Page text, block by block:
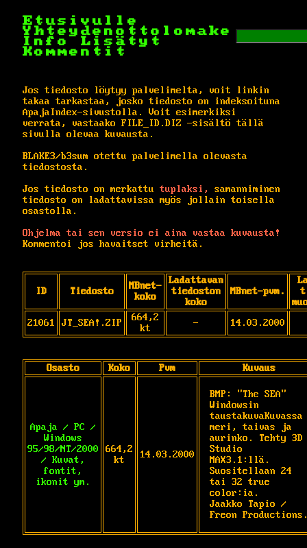
Etusivulle
Yhteydenottolomake
Info
Lisätyt
Kommentit
Jos tiedosto löytyy palvelimelta, voit linkin
takaa tarkastaa, josko tiedosto on indeksoituna
ApajaIndex-sivustolla. Voit esimerkiksi
verrata, vastaako FILE_ID.DIZ -sisältö tällä
sivulla olevaa kuvausta.
BLAKE3/b3sum otettu palvelimella olevasta
tiedostosta.
Jos tiedosto on merkattu tuplaksi,
samanniminen
tiedosto on ladattavissa myös jollain toisella
osastolla.
Ohjelma tai sen versio ei aina vastaa kuvausta!
Kommentoi jos havaitset virheitä.
ID Tiedosto
MBnet-
koko
Ladattavan
tiedoston
koko
MBnet-pvm.
21061
JT_SEA!.ZIP
664,2
kt
- 14.03.2000
Osasto Koko Pvm Kuvaus
Apaja / PC /
Windows
95/98/NT/2000
/ Kuvat,
fontit,
ikonit ym.
664,2
kt
14.03.2000
BMP: "The SEA"
Windowsin
taustakuvaKuvassa
meri, taivas ja
aurinko. Tehty 3D
Studio
MAX3.1:llä.
Suositellaan 24
tai 32 true
color:ia.
Jaakko Tapio /
Freon